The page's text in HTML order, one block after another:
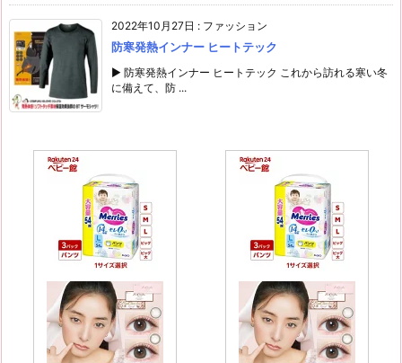
2022年10月27日 : ファッション
防寒発熱インナー ヒートテック
▶ 防寒発熱インナー ヒートテック これから訪れる寒い冬
に備えて、防 ...